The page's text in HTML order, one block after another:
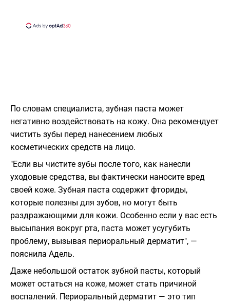
По словам специалиста, зубная паста может
негативно воздействовать на кожу. Она рекомендует
чистить зубы перед нанесением любых
косметических средств на лицо.
"Если вы чистите зубы после того, как нанесли
уходовые средства, вы фактически наносите вред
своей коже. Зубная паста содержит фториды,
которые полезны для зубов, но могут быть
раздражающими для кожи. Особенно если у вас есть
высыпания вокруг рта, паста может усугубить
проблему, вызывая периоральный дерматит", —
пояснила Адель.
Даже небольшой остаток зубной пасты, который
может остаться на коже, может стать причиной
воспалений. Периоральный дерматит — это тип